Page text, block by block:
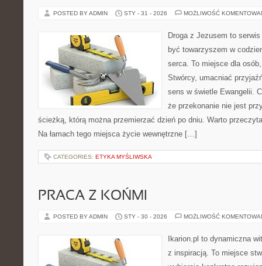
POSTED BY ADMIN STY - 31 - 2026 MOŻLIWOŚĆ
Droga z Jezusem to
być towarzyszem w
serca. To miejsce dla
Stwórcy, umacniać
sens w świetle Ewangelii.
że przekonanie nie jest
ścieżką, którą można przemierzać dzień po dniu. Warto
Na łamach tego miejsca życie wewnętrzne […]
CATEGORIES: ETYKA MYŚLIWSKA
PRACA Z KOŃMI
POSTED BY ADMIN STY - 30 - 2026 MOŻLIWOŚĆ
Ikarion.pl to dynamiczna
z inspiracją. To miejsce